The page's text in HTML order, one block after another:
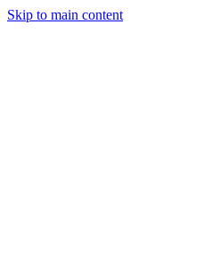
Skip to main content